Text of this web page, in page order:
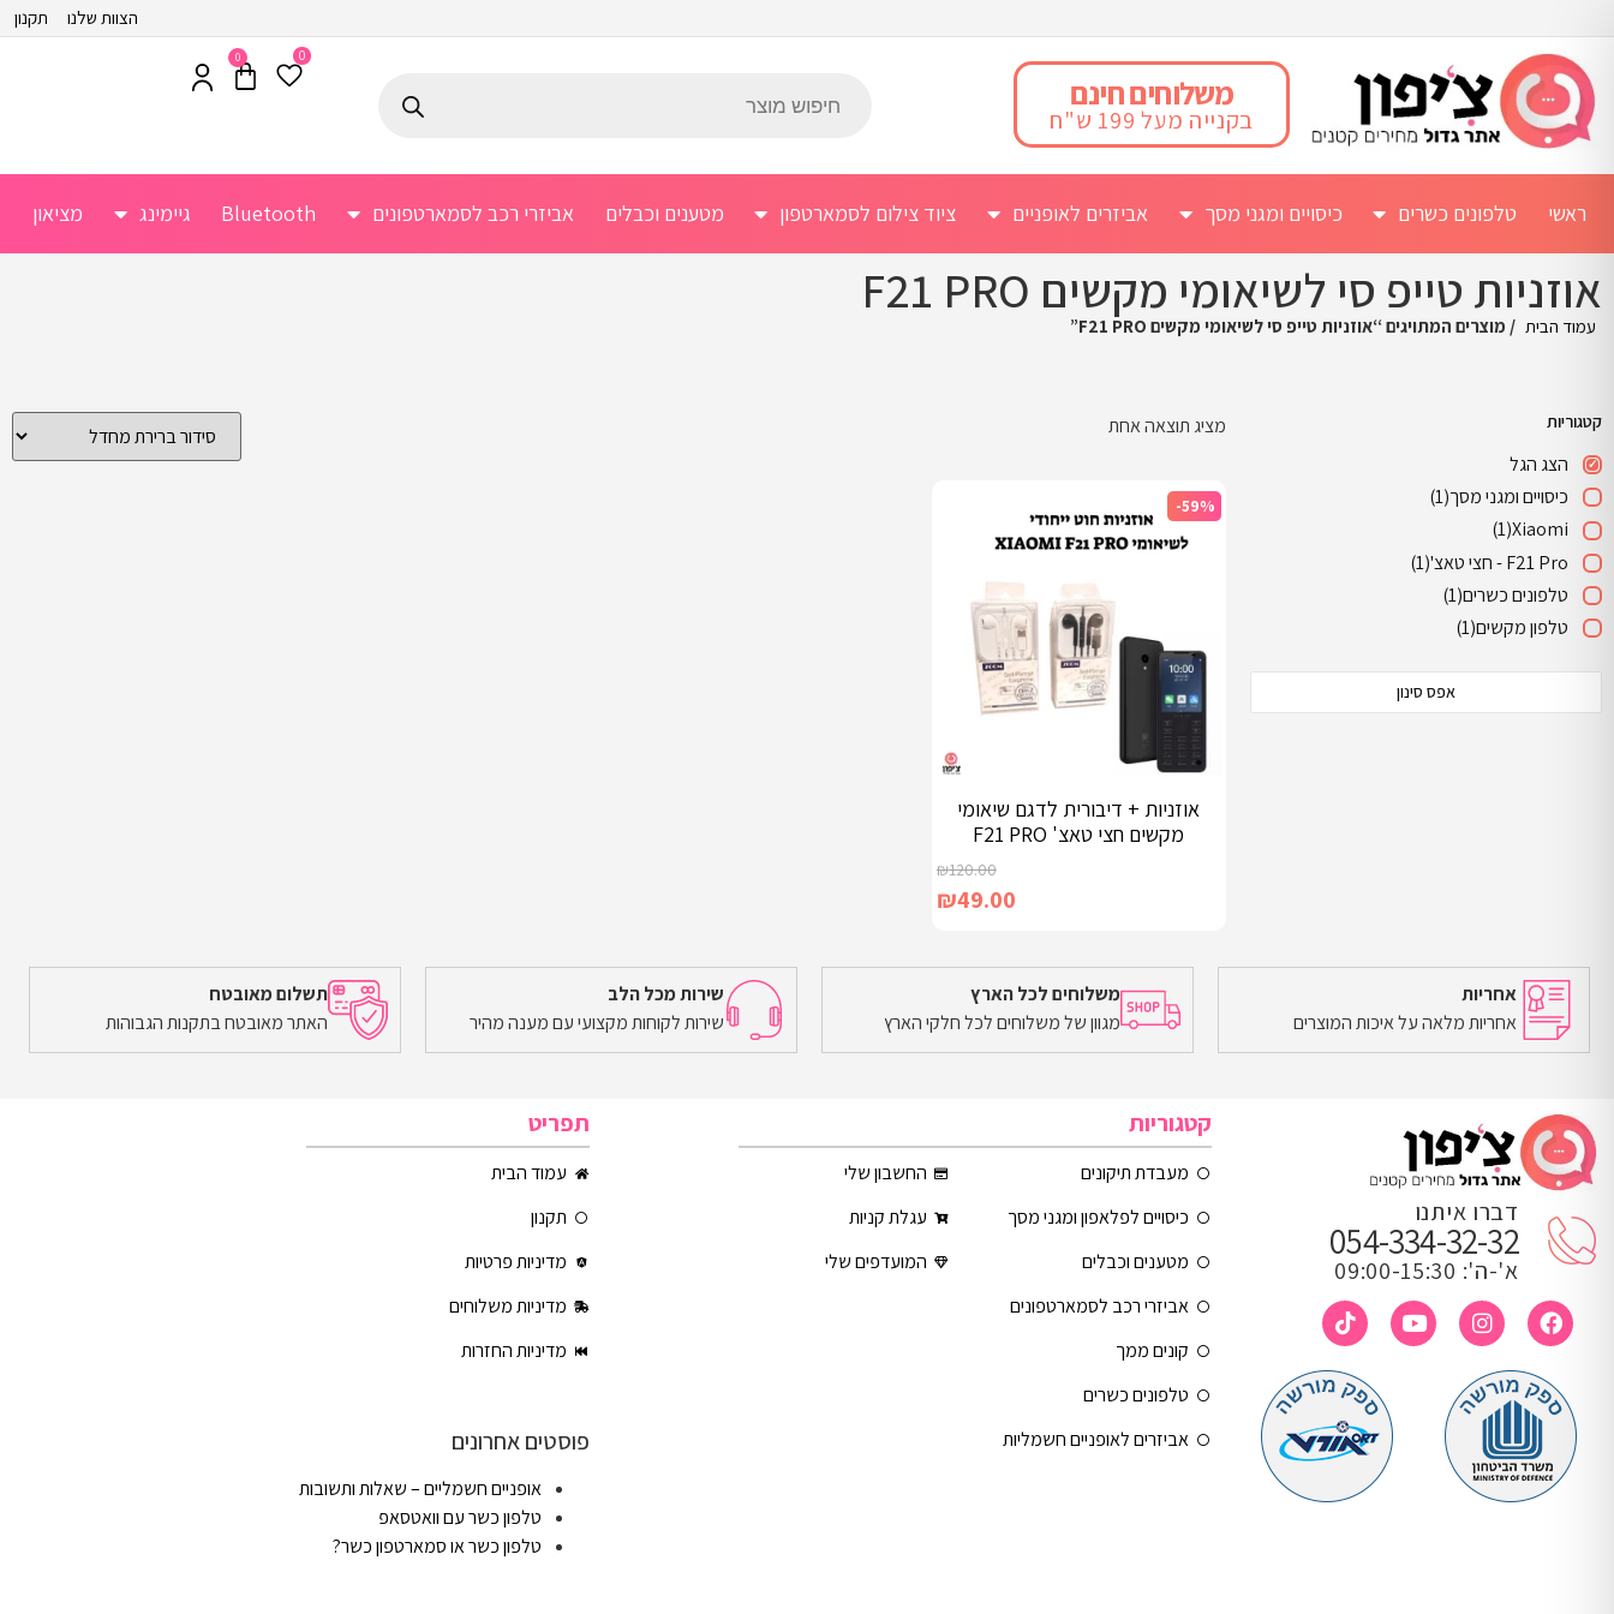
הצוות שלנו תקנון
משלוחים חינם
בקנייה מעל 199 ש"ח
0
0
ראשי טלפונים כשרים כיסויים ומגני מסך אביזרים לאופניים ציוד צילום לסמארטפון מטענים וכבלים אביזרי רכב לסמארטפונים Bluetooth גיימינג מציאון
אוזניות טייפ סי לשיאומי מקשים F21 PRO
עמוד הבית / מוצרים המתויגים “אוזניות טייפ סי לשיאומי מקשים F21 PRO”
קטגוריות
הצג הגל
כיסויים ומגני מסך(1)
Xiaomi
(1)
F21 Pro - חצי טאצ'
(1)
טלפונים כשרים(1)
טלפון מקשים(1)
אפס סינון
מציג תוצאה אחת
-59%
אוזניות + דיבורית לדגם שיאומי
מקשים חצי טאצ' F21 PRO
₪120.00
₪49.00
הוספה לסל
אחריות
אחריות מלאה על איכות המוצרים
משלוחים לכל הארץ
מגוון של משלוחים לכל חלקי הארץ
שירות מכל הלב
שירות לקוחות מקצועי עם מענה מהיר
תשלום מאובטח
האתר מאובטח בתקנות הגבוהות
דברו איתנו
054-334-32-32
א'-ה': 09:00-15:30
קטגוריות
מעבדת תיקונים
כיסויים לפלאפון ומגני מסך
מטענים וכבלים
אביזרי רכב לסמארטפונים
קונים ממך
טלפונים כשרים
אביזרים לאופניים חשמליות
החשבון שלי
עגלת קניות
המועדפים שלי
תפריט
עמוד הבית
תקנון
מדיניות פרטיות
מדיניות משלוחים
מדיניות החזרות
פוסטים אחרונים
אופניים חשמליים – שאלות ותשובות
טלפון כשר עם וואטסאפ
טלפון כשר או סמארטפון כשר?